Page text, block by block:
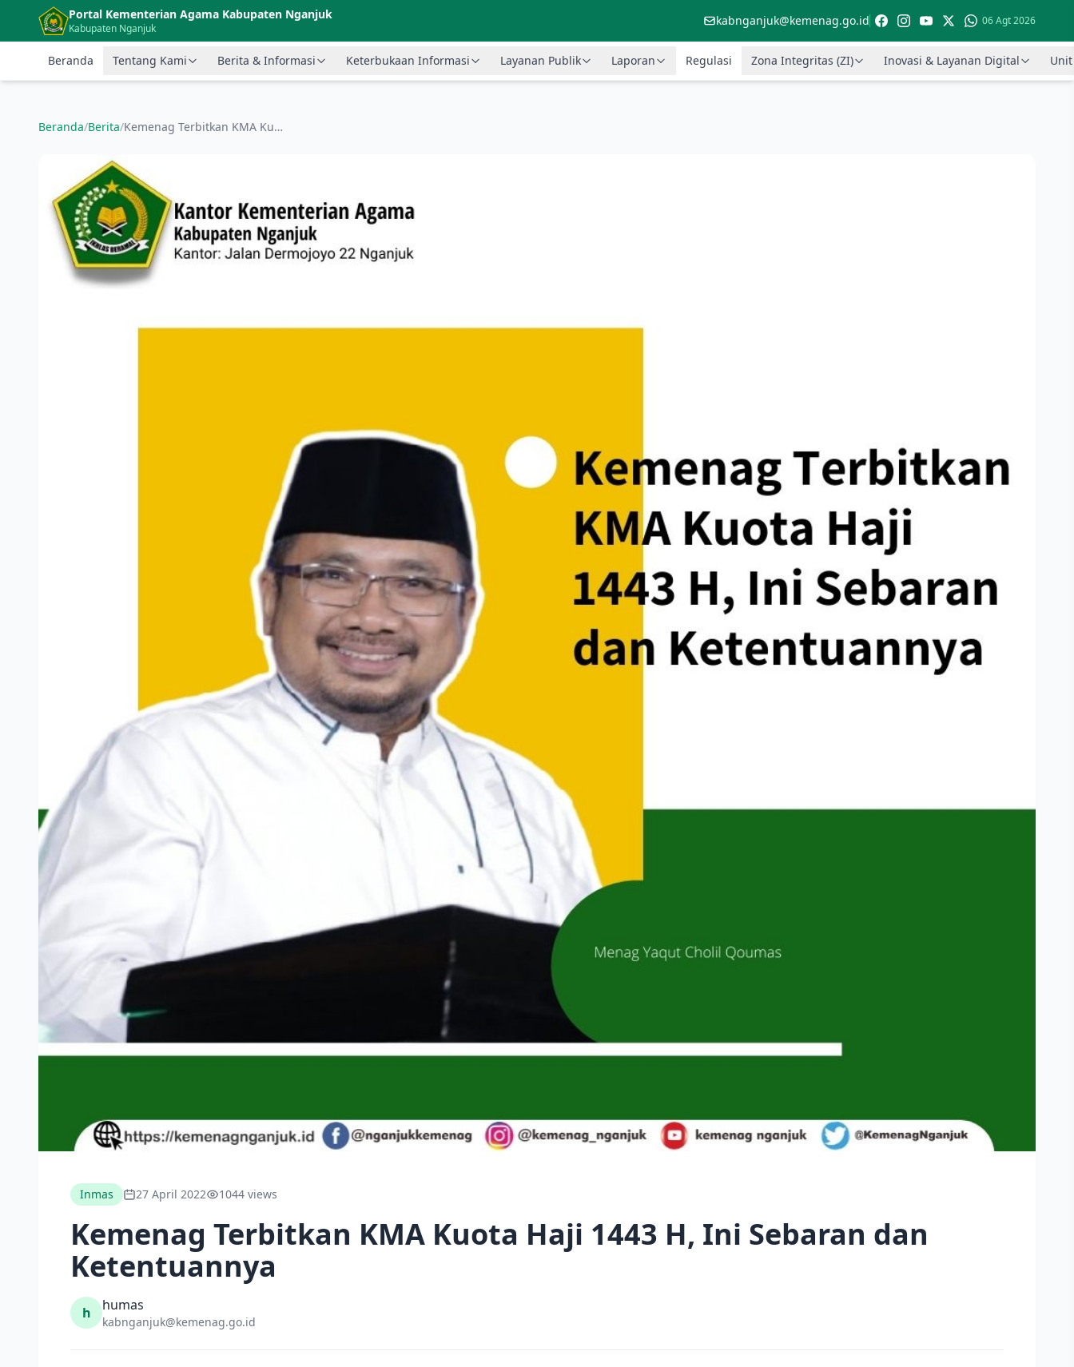
Langsung ke konten utama
Portal Kementerian Agama Kabupaten Nganjuk
Kabupaten Nganjuk
kabnganjuk@kemenag.go.id 06 Agt 2026
Beranda Tentang Kami Berita & Informasi Keterbukaan Informasi Layanan Publik Laporan Regulasi Zona Integritas (ZI) Inovasi & Layanan Digital
Beranda/Berita/ Kemenag Terbitkan KMA Kuota Haji 1443 H, Ini Sebaran dan Ketentuannya
Inmas 27 April 2022 1044 views
Kemenag Terbitkan KMA Kuota Haji 1443 H, Ini Sebaran dan
Ketentuannya
h humas
kabnganjuk@kemenag.go.id